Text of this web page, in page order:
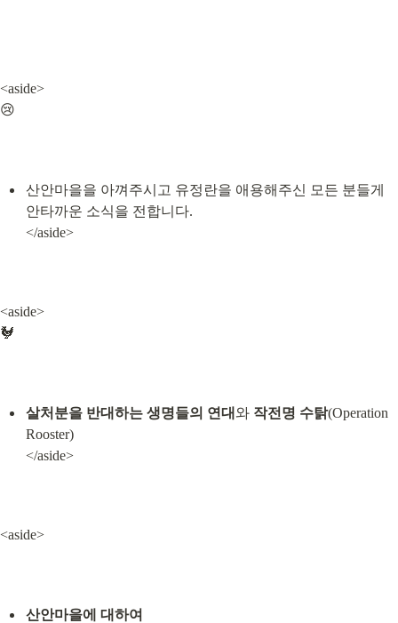
<aside>
😢
산안마을을 아껴주시고 유정란을 애용해주신 모든 분들게
안타까운 소식을 전합니다.
</aside>
<aside>
🐓
살처분을 반대하는 생명들의 연대 와 작전명 수탉(Operation
Rooster)
</aside>
<aside>
산안마을에 대하여